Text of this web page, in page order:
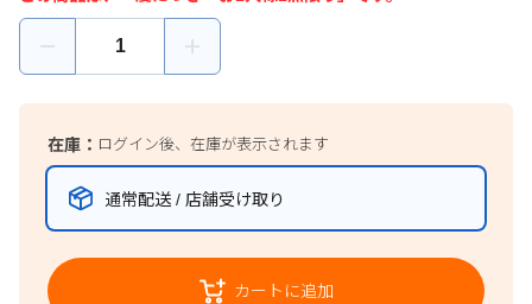
在庫： ログイン後、在庫が表示されます
通常配送 / 店舗受け取り
カートに追加